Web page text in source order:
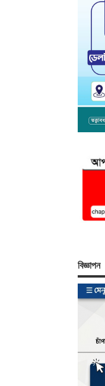
বিজ্ঞাপন